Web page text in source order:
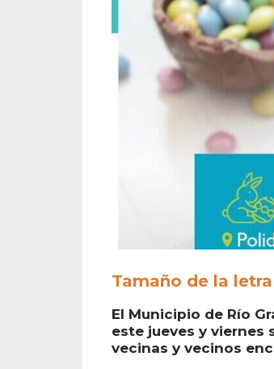
Tamaño de la letra
El Municipio de Río
este jueves y viernes
vecinas y vecinos